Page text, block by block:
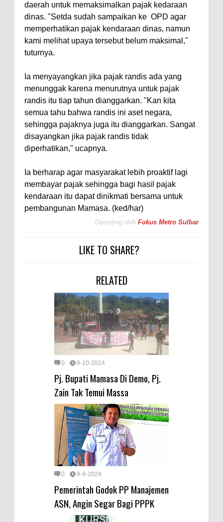
daerah untuk memaksimalkan pajak kedaraan
dinas. "Setda sudah sampaikan ke OPD agar
memperhatikan pajak kendaraan dinas, namun
kami melihat upaya tersebut belum maksimal,"
tuturnya.
Ia menyayangkan jika pajak randis ada yang
menunggak karena menurutnya untuk pajak
randis itu tiap tahun dianggarkan. "Kan kita
semua tahu bahwa randis ini aset negara,
sehingga pajaknya juga itu dianggarkan. Sangat
disayangkan jika pajak randis tidak
diperhatikan," ucapnya.
Ia berharap agar masyarakat lebih proaktif lagi
membayar pajak sehingga bagi hasil pajak
kendaraan itu dapat dinikmati bersama untuk
pembangunan Mamasa. (ked/har)
Diposting oleh Fokus Metro Sulbar
LIKE TO SHARE?
RELATED
0 9-10-2024
Pj. Bupati Mamasa Di Demo, Pj.
Zain Tak Temui Massa
0 9-9-2024
Pemerintah Godok PP Manajemen
ASN, Angin Segar Bagi PPPK